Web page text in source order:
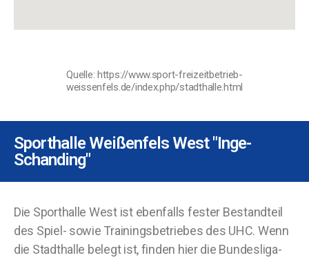
Quelle: https://www.sport-freizeitbetrieb-
weissenfels.de/index.php/stadthalle.html
Sporthalle Weißenfels West "Inge-
Schanding"
Die Sporthalle West ist ebenfalls fester Bestandteil
des Spiel- sowie Trainingsbetriebes des UHC. Wenn
die Stadthalle belegt ist, finden hier die Bundesliga-